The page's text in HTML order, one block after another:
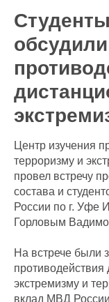
Центр изучения
терроризму и
провел встречу
состава и
России по г. Уфе
Горловым
На встрече были
экстремизму и
вклад МВД